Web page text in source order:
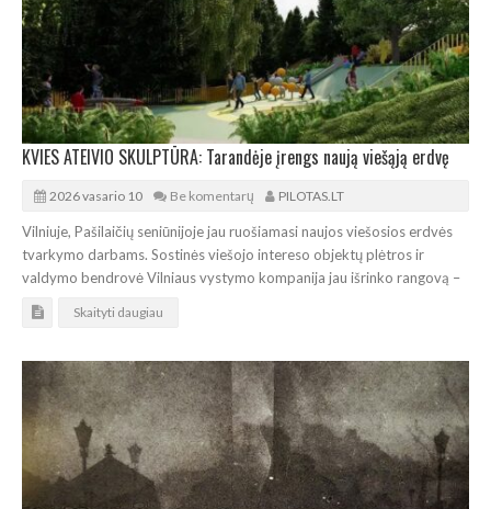
KVIES ATEIVIO SKULPTŪRA: Tarandėje įrengs naują viešąją erdvę
2026 vasario 10 Be komentarų PILOTAS.LT
Vilniuje, Pašilaičių seniūnijoje jau ruošiamasi naujos viešosios erdvės
tvarkymo darbams. Sostinės viešojo intereso objektų plėtros ir
valdymo bendrovė Vilniaus vystymo kompanija jau išrinko rangovą –
Skaityti daugiau